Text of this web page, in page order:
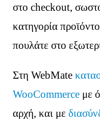
στο checkout,
κατηγορία
πουλάτε στο
Στη WebMate
WooCommerce με
αρχή, και με